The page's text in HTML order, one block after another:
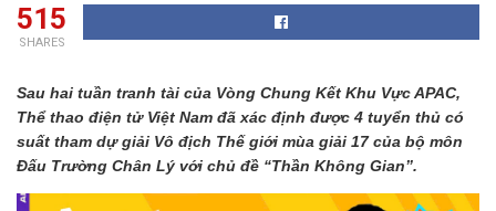
515
SHARES
Sau hai tuần tranh tài của Vòng Chung Kết Khu Vực APAC,
Thể thao điện tử Việt Nam đã xác định được 4 tuyển thủ có
suất tham dự giải Vô địch Thế giới mùa giải 17 của bộ môn
Đấu Trường Chân Lý với chủ đề “Thần Không Gian”.